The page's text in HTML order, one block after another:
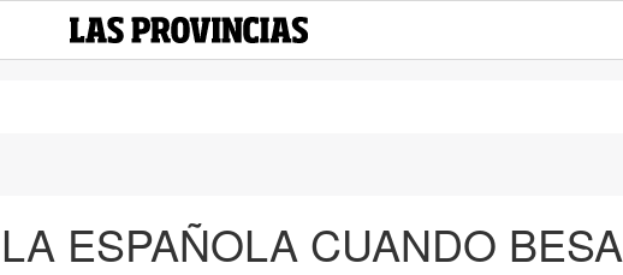
LA ESPAÑOLA CUANDO BESA